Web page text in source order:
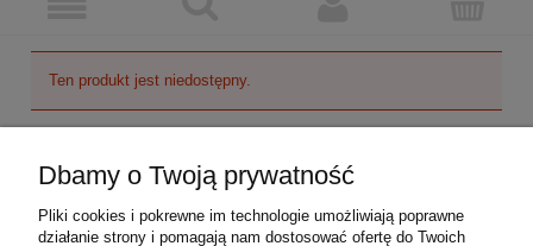
Ten produkt jest niedostępny.
Dbamy o Twoją prywatność
Pliki cookies i pokrewne im technologie umożliwiają poprawne
działanie strony i pomagają nam dostosować ofertę do Twoich